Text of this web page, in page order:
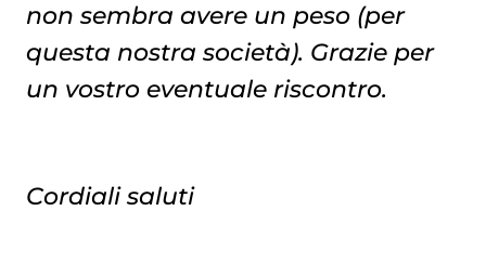
non sembra avere un peso (per
questa nostra società). Grazie per
un vostro eventuale riscontro.
Cordiali saluti